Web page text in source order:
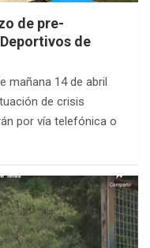
de pre-
de
mañana 14 de abril
de crisis
por vía telefónica o